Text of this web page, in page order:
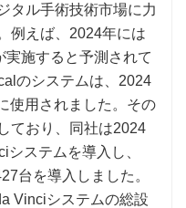
タル手術技術市場に力
例えば、2024年には
施すると予測されて
のシステムは、2024
使用されました。その
ており、同社は2024
ステムを導入し、
台を導入しました。
Vinciシステムの総設